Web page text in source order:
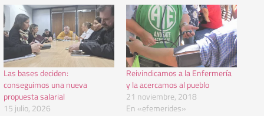
Las bases deciden:
conseguimos una nueva
propuesta salarial
15 julio, 2026
Reivindicamos a la Enfermería
y la acercamos al pueblo
21 noviembre, 2018
En «efemerides»